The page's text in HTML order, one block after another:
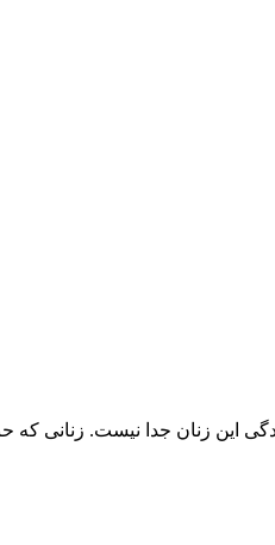
این زنان جدا نیست. زنانی